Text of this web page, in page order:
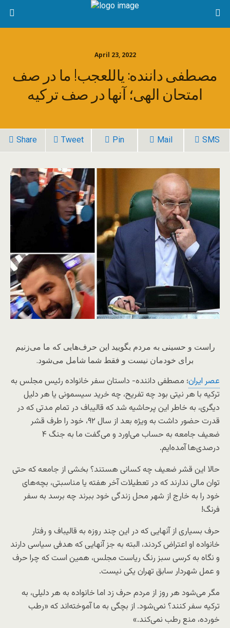
April 23, 2022
مصطفی داننده: یاللعجب! ما در صف
امتحان الهی؛ آنها در صف ترکیه
Share Tweet Pin Mail SMS
راست و حسینی به مردم بگویید این حرف‌هایی که ما می‌زنیم
برای خودمان نیست و فقط شما شامل می‌شود.
عصر ایران؛ مصطفی داننده- داستان سفر خانواده رئیس مجلس به
ترکیه با هر نیتی بود چه تفریح، چه خرید سیسمونی یا هر دلیل
دیگری، به خاطر این پرحاشیه شد که قالیباف در تمام مدتی که در
قدرت حضور داشت به ویژه بعد از سال ۹۲، خود را طرف قشر
ضعیف جامعه به حساب می‌اورد و می‌گفت ما به جنگ ۴
درصدی‌ها آمده‌ایم.
حالا این قشر ضعیف چه کسانی هستند؟ بخشی از جامعه که حتی
توان مالی ندارند که در تعطیلات آخر هفته یا مناسبتی، بچه‌های
خود را به خارج از شهر محل زندگی خود ببرند چه برسد به سفر
فرنگ!
حرف بسیاری از آنهایی که در این چند روزه به قالیباف و رفتار
خانواده او اعتراض کردند، البته به جز آنهایی که هدفی سیاسی دارند
و نگاه به کرسی سبز رنگ ریاست مجلس، همین است که چرا حرف
و عمل شهردار سابق تهران یکی نیست.
مگر می‌شود هر روز از مردم حرف زد اما خانواده به هر دلیلی، به
ترکیه سفر کنند؟ نمی‌شود. از بچگی به ما آموخته‌اند که «رطب
خورده، منع رطب نمی‌کند.»